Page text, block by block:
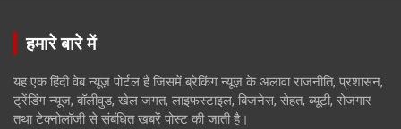
हमारे बारे में
यह एक हिंदी वेब न्यूज़ पोर्टल है जिसमें ब्रेकिंग न्यूज़ के अलावा राजनीति, प्रशासन,
ट्रेंडिंग न्यूज, बॉलीवुड, खेल जगत, लाइफस्टाइल, बिजनेस, सेहत, ब्यूटी, रोजगार
तथा टेक्नोलॉजी से संबंधित खबरें पोस्ट की जाती है।